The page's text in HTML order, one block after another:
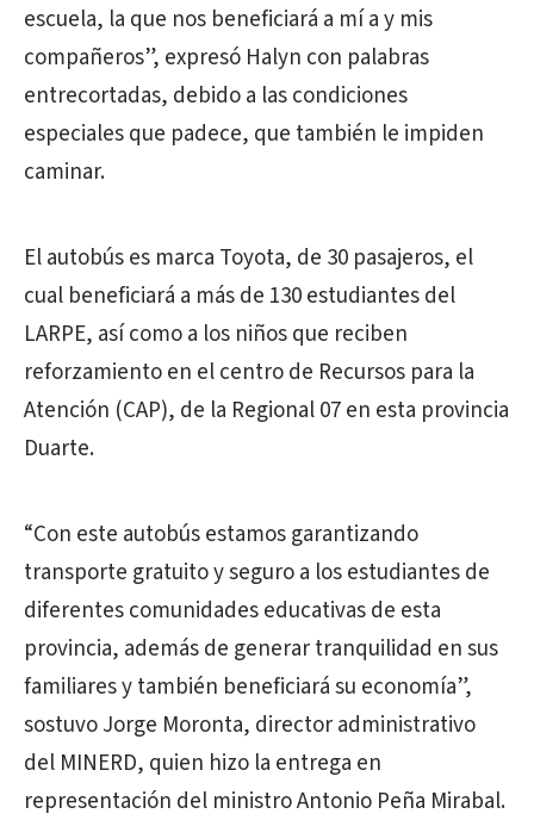
escuela, la que nos beneficiará a mí a y mis
compañeros”, expresó Halyn con palabras
entrecortadas, debido a las condiciones
especiales que padece, que también le impiden
caminar.
El autobús es marca Toyota, de 30 pasajeros, el
cual beneficiará a más de 130 estudiantes del
LARPE, así como a los niños que reciben
reforzamiento en el centro de Recursos para la
Atención (CAP), de la Regional 07 en esta provincia
Duarte.
“Con este autobús estamos garantizando
transporte gratuito y seguro a los estudiantes de
diferentes comunidades educativas de esta
provincia, además de generar tranquilidad en sus
familiares y también beneficiará su economía”,
sostuvo Jorge Moronta, director administrativo
del MINERD, quien hizo la entrega en
representación del ministro Antonio Peña Mirabal.